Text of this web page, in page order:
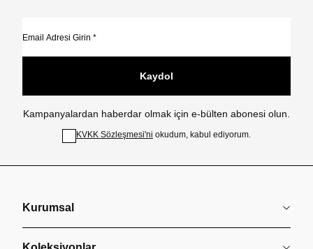
Kaydol
Kampanyalardan haberdar olmak için e-bülten abonesi olun.
KVKK Sözleşmesi'ni okudum, kabul ediyorum.
Kurumsal